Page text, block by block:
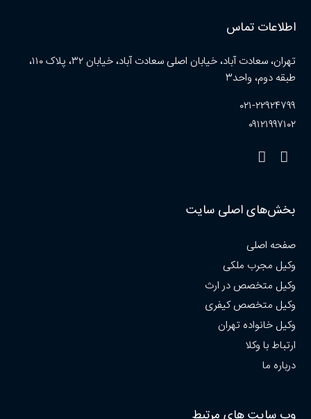
اطلاعات تماس
تهران، سعادت آباد، خیابان اصلی سعادت آباد، خیابان ۳۲، پلاک ۱۱۰،
طبقه دوم، واحد۳
۰۲۱-۲۲۹۲۴۷۹۹
۰۹۱۲۱۹۹۷۱۰۲
بخش‌های اصلی سایت
صفحه اصلی
وکیل مجرب ملکی
وکیل متخصص در ارث
وکیل متخصص کیفری
وکیل خانواده تهران
ارتباط با وکلا
درباره ما